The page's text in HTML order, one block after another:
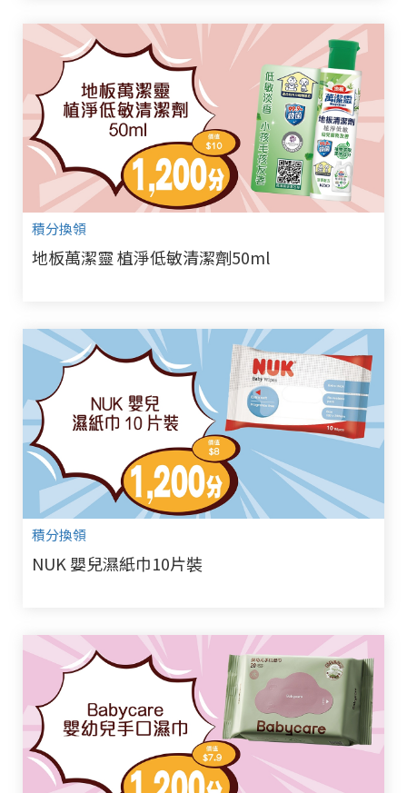
積分換領
地板萬潔靈 植淨低敏清潔劑50ml
積分換領
NUK 嬰兒濕紙巾10片裝